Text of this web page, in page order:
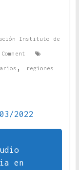
Instituto de
, regiones
2022
en